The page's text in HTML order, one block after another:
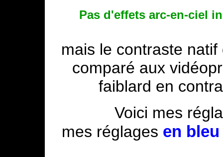
Pas d'effets arc-en-ciel
mais le contraste
comparé aux
faiblard en
Voici mes
mes réglages en bleu